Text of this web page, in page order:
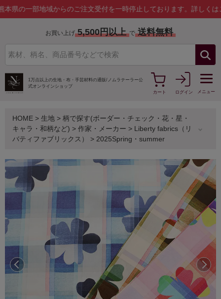
地域からのご注文受付を一時停止しております。詳しくはこちら
お買い上げ 5,500円以上 で 送料無料
1万点以上の生地・布・手芸材料の通販/ ノムラテーラー公
式オンラインショップ
カート
ログイン メニュー
HOME > 生地 > 柄で探す(ボーダー・チェック・花・星・
キャラ・和柄など) > 作家・メーカー > Liberty fabrics（リ
バティファブリックス）
> 2025Spring・summer
前へ 次へ